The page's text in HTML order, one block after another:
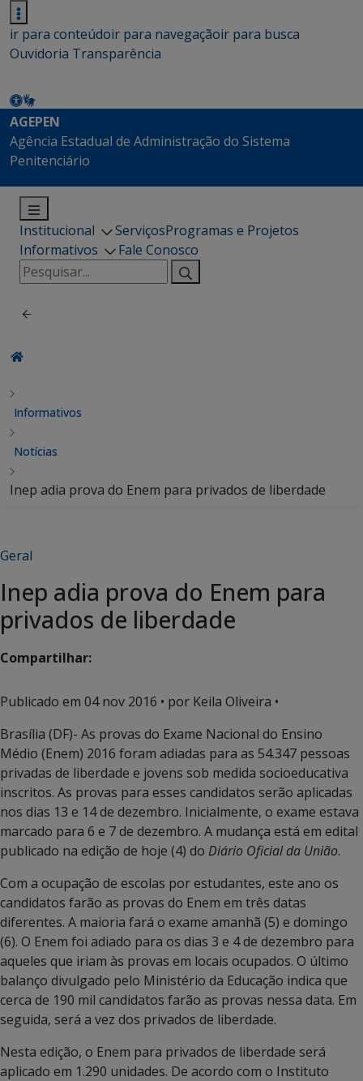
ir para conteúdoir para navegaçãoir para busca
Ouvidoria Transparência
AGEPEN
Agência Estadual de Administração do Sistema
Penitenciário
Institucional ServiçosProgramas e Projetos
Informativos
Fale Conosco
Pesquisar
por:
Informativos
Notícias
Inep adia prova do Enem para privados de liberdade
Geral
Inep adia prova do Enem para
privados de liberdade
Compartilhar:
Publicado em 04 nov 2016 • por Keila Oliveira •
Brasília (DF)- As provas do Exame Nacional do Ensino
Médio (Enem) 2016 foram adiadas para as 54.347 pessoas
privadas de liberdade e jovens sob medida socioeducativa
inscritos. As provas para esses candidatos serão aplicadas
nos dias 13 e 14 de dezembro. Inicialmente, o exame estava
marcado para 6 e 7 de dezembro. A mudança está em edital
publicado na edição de hoje (4) do Diário Oficial da União.
Com a ocupação de escolas por estudantes, este ano os
candidatos farão as provas do Enem em três datas
diferentes. A maioria fará o exame amanhã (5) e domingo
(6). O Enem foi adiado para os dias 3 e 4 de dezembro para
aqueles que iriam às provas em locais ocupados. O último
balanço divulgado pelo Ministério da Educação indica que
cerca de 190 mil candidatos farão as provas nessa data. Em
seguida, será a vez dos privados de liberdade.
Nesta edição, o Enem para privados de liberdade será
aplicado em 1.290 unidades. De acordo com o Instituto